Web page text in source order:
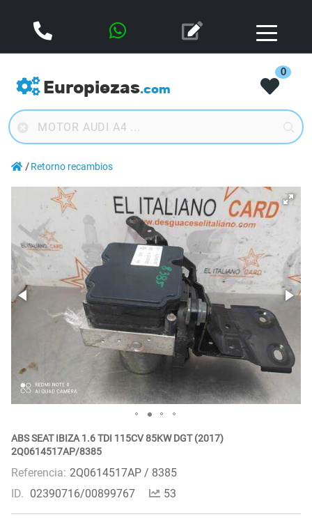
Europiezas.com
0
Retorno recambios
ABS SEAT IBIZA 1.6 TDI 115CV 85KW DGT (2017)
2Q0614517AP/8385
Referencia: 2Q0614517AP / 8385
ID. 02390716/00899767 53